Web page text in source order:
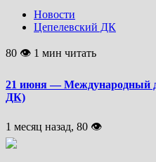
Новости
Цепелевский ДК
80 👁 1 мин читать
21 июня — Международный
ДК)
1 месяц назад, 80 👁